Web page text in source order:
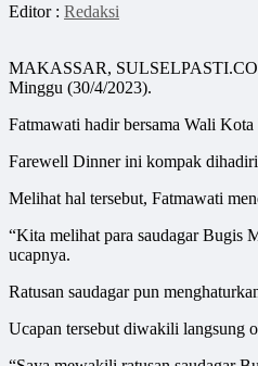
Editor : Redaksi
MAKASSAR,
Minggu (30/4/2023).
Fatmawati hadir bersama Wali
Farewell Dinner ini kompak dihadiri
Melihat hal tersebut, Fatmawati
“Kita melihat para saudagar Bugis
ucapnya.
Ratusan saudagar pun
Ucapan tersebut diwakili langsung